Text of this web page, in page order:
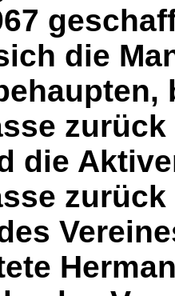
die
die